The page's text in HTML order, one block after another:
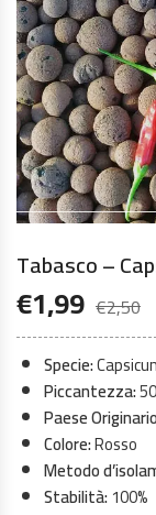
Tabasco –
€2,50
€1,99
Specie:
Piccantezza:
Paese
Colore:Rosso
Metodo
Stabilità:100%